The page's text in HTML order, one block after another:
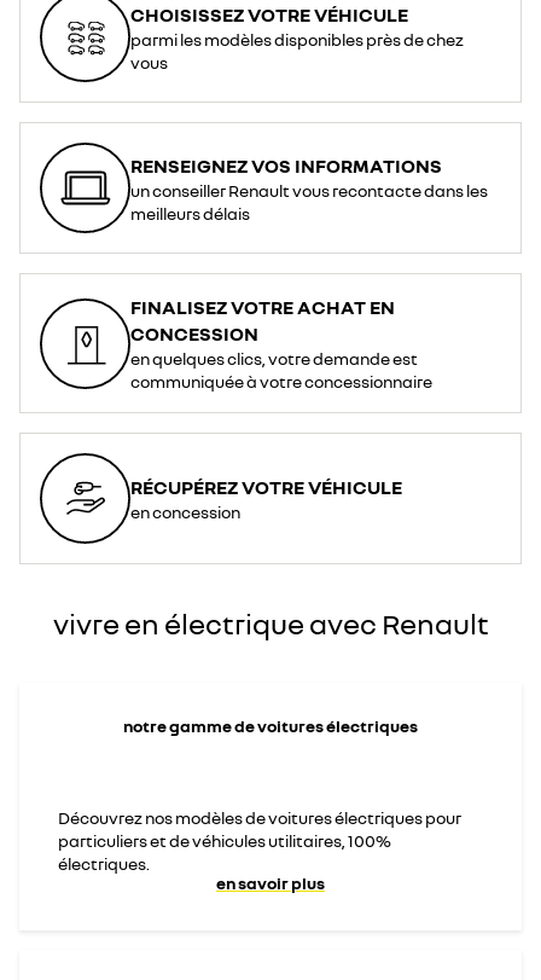
CHOISISSEZ VOTRE VÉHICULE
parmi les modèles disponibles près de chez
vous
RENSEIGNEZ VOS INFORMATIONS
un conseiller Renault vous recontacte dans les
meilleurs délais
FINALISEZ VOTRE ACHAT EN
CONCESSION
en quelques clics, votre demande est
communiquée à votre concessionnaire
RÉCUPÉREZ VOTRE VÉHICULE
en concession
vivre en électrique avec Renault
notre gamme de voitures électriques
Découvrez nos modèles de voitures électriques pour
particuliers et de véhicules utilitaires, 100%
électriques.
en savoir plus